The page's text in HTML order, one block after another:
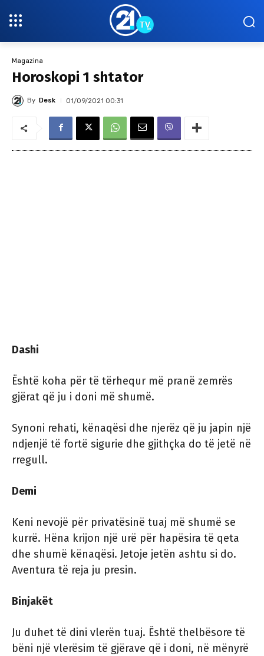
Magazina
Horoskopi 1 shtator
By Desk 01/09/2021 00:31
Dashi
Është koha për të tërhequr më pranë zemrës
gjërat që ju i doni më shumë.
Synoni rehati, kënaqësi dhe njerëz që ju japin një
ndjenjë të fortë sigurie dhe gjithçka do të jetë në
rregull.
Demi
Keni nevojë për privatësinë tuaj më shumë se
kurrë. Hëna krijon një urë për hapësira të qeta
dhe shumë kënaqësi. Jetoje jetën ashtu si do.
Aventura të reja ju presin.
Binjakët
Ju duhet të dini vlerën tuaj. Është thelbësore të
bëni një vlerësim të gjërave që i doni, në mënyrë